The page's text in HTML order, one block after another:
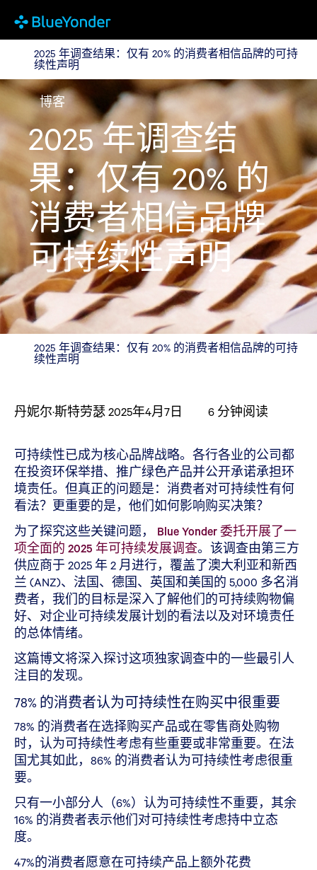
2025 年调查结果：仅有 20% 的消费者相信品牌的可持续
2025 年调查结果：仅有 20% 的消费者相信品牌的可持
续性声明
博客
2025 年调查结
果：仅有 20% 的
消费者相信品牌
可持续性声明
2025 年调查结果：仅有 20% 的消费者相信品牌的可持
续性声明
丹妮尔·斯特劳瑟 2025年4月7日 6 分钟阅读
可持续性已成为核心品牌战略。各行各业的公司都
在投资环保举措、推广绿色产品并公开承诺承担环
境责任。但真正的问题是：消费者对可持续性有何
看法？更重要的是，他们如何影响购买决策？
为了探究这些关键问题， Blue Yonder 委托开展了一
项全面的 2025 年可持续发展调查。该调查由第三方
供应商于 2025 年 2 月进行，覆盖了澳大利亚和新西
兰 (ANZ)、法国、德国、英国和美国的 5,000 多名消
费者，我们的目标是深入了解他们的可持续购物偏
好、对企业可持续发展计划的看法以及对环境责任
的总体情绪。
这篇博文将深入探讨这项独家调查中的一些最引人
注目的发现。
78% 的消费者认为可持续性在购买中很重要
78% 的消费者在选择购买产品或在零售商处购物
时，认为可持续性考虑有些重要或非常重要。在法
国尤其如此，86% 的消费者认为可持续性考虑很重
要。
只有一小部分人（6%）认为可持续性不重要，其余
16% 的消费者表示他们对可持续性考虑持中立态
度。
47%的消费者愿意在可持续产品上额外花费